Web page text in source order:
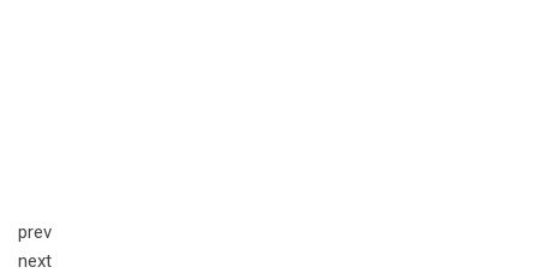
prev
next